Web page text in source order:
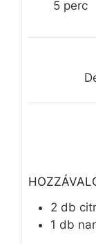
5perc
perc
2 db
1 db